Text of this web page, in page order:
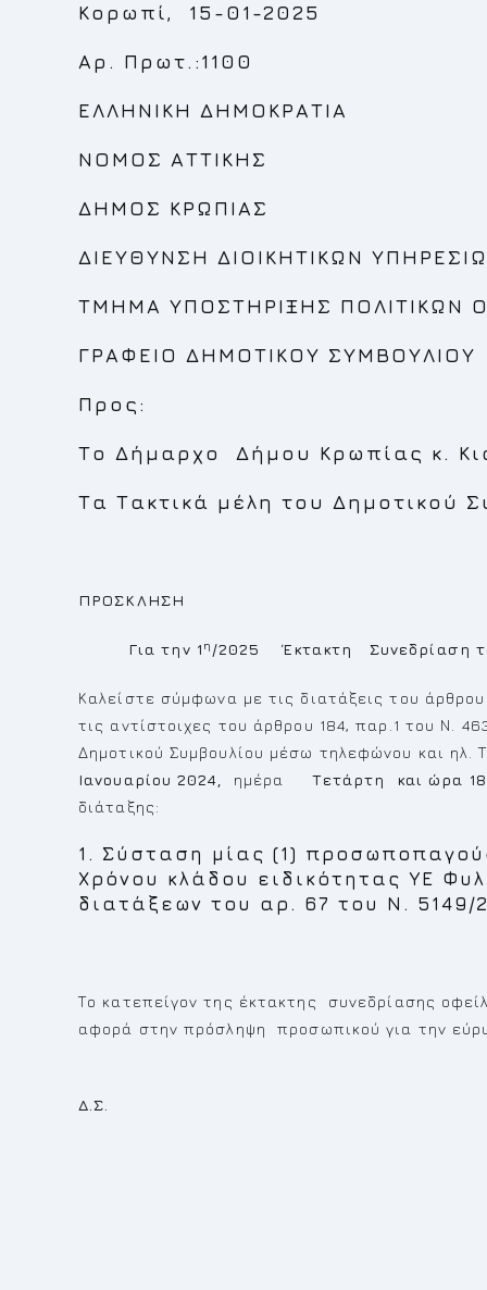
Κορωπί, 15-01-2025
Αρ. Πρωτ.:1100
ΕΛΛΗΝΙΚΗ ΔΗΜΟΚΡΑΤΙΑ
ΝΟΜΟΣ ΑΤΤΙΚΗΣ
ΔΗΜΟΣ ΚΡΩΠΙΑΣ
ΔΙΕΥΘΥΝΣΗ ΔΙΟΙΚΗΤΙΚΩΝ
ΤΜΗΜΑ ΥΠΟΣΤΗΡΙΞΗΣ ΠΟΛΙΤΙΚΩΝ
ΓΡΑΦΕΙΟ ΔΗΜΟΤΙΚΟΥ ΣΥΜΒΟΥΛΙΟΥ
Προς:
Το Δήμαρχο Δήμου Κρωπίας κ.
Τα Τακτικά μέλη του Δημοτικού
ΠΡΟΣΚΛΗΣΗ
Για την 1 η /2025 Έκτακτη Συνεδρίαση
Καλείστε σύμφωνα με τις διατάξεις του
τις αντίστοιχες του άρθρου 184, παρ.1 του Ν.
Δημοτικού Συμβουλίου μέσω τηλεφώνου και
Ιανουαρίου 2024, ημέρα Τετάρτη και ώρα
διάταξης:
1. Σύσταση μίας (1)
Χρόνου κλάδου ειδικότητας ΥΕ
διατάξεων του αρ. 67 του Ν. 5149/
Το κατεπείγον της έκτακτης συνεδρίασης
αφορά στην πρόσληψη προσωπικού για την
Ο